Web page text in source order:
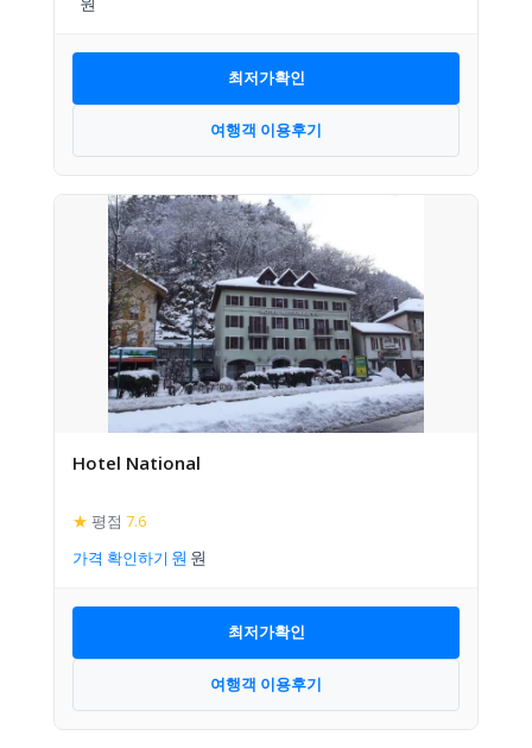
최저가확인
여행객 이용후기
Hotel National
★ 평점 7.6
가격 확인하기
최저가확인
여행객 이용후기